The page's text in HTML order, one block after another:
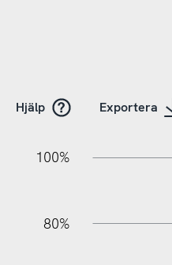
Hjälp Exportera
80%
100%